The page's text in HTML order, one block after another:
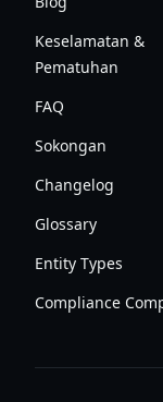
Keselamatan &
Pematuhan
FAQ
Sokongan
Changelog
Glossary
Entity Types
Compliance